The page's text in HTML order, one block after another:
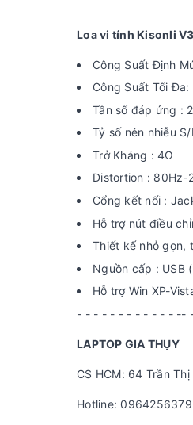
Loa vi tính Kisonli
Công Suất Định
Công Suất Tối Đa:
Tần số đáp ứng :
Tỷ số nén nhiễu
Trở Kháng : 4Ω
Distortion : 80Hz-
Cổng kết nối :
Hỗ trợ nút điều
Thiết kế nhỏ gọn,
Nguồn cấp : USB
Hỗ trợ Win XP-
- - - - - - - - - - - - --
LAPTOP GIA THỤY
CS HCM: 64 Trần
Hotline: